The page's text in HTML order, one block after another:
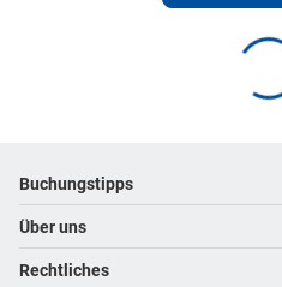
Footer navigation
Buchungstipps
Warum im Reisebüro buchen
Hoteltipps
Über uns
Kontakt
Rechtliches